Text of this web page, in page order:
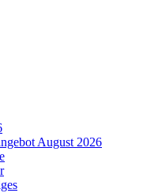
August 2026